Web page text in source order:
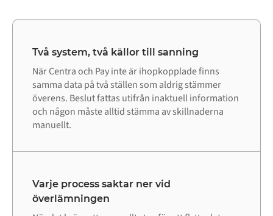
Två system, två källor till sanning
När Centra och Pay inte är ihopkopplade finns
samma data på två ställen som aldrig stämmer
överens. Beslut fattas utifrån inaktuell information
och någon måste alltid stämma av skillnaderna
manuellt.
Varje process saktar ner vid
överlämningen